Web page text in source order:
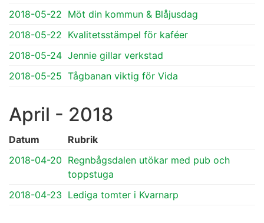
2018-05-22 Möt din kommun & Blåjusdag
2018-05-22 Kvalitetsstämpel för kaféer
2018-05-24 Jennie gillar verkstad
2018-05-25 Tågbanan viktig för Vida
April - 2018
Datum
Rubrik
2018-04-20 Regnbågsdalen utökar med pub och
toppstuga
2018-04-23 Lediga tomter i Kvarnarp